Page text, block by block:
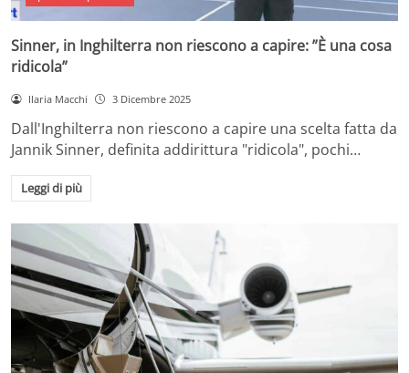
Sinner, in Inghilterra non riescono a capire: ”È una cosa
ridicola”
Ilaria Macchi 3 Dicembre 2025
Dall'Inghilterra non riescono a capire una scelta fatta da
Jannik Sinner, definita addirittura "ridicola", pochi…
Leggi di più